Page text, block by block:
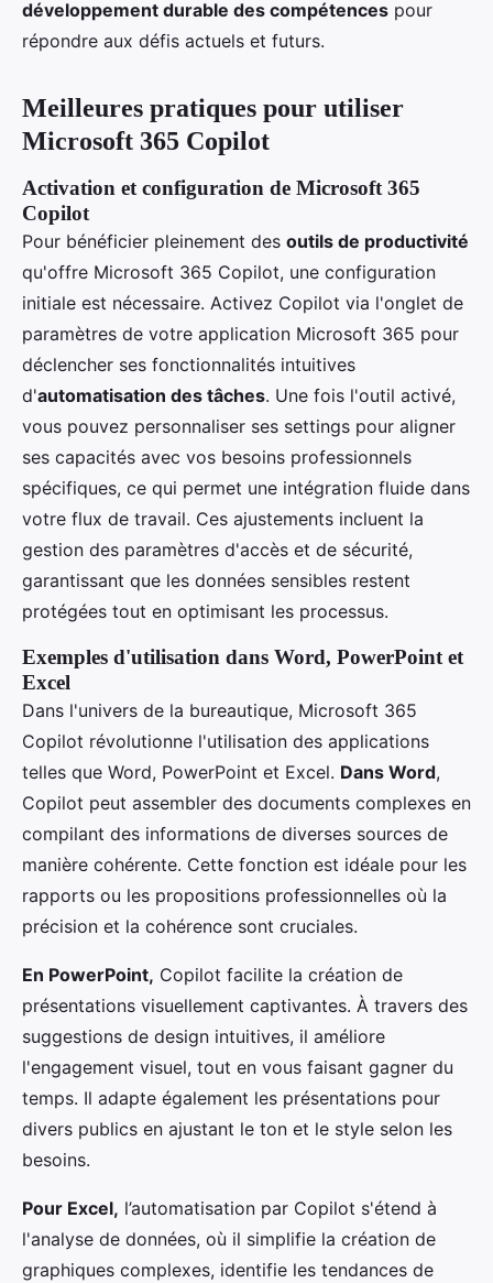
développement durable des compétences pour
répondre aux défis actuels et futurs.
Meilleures pratiques pour utiliser
Microsoft 365 Copilot
Activation et configuration de Microsoft 365
Copilot
Pour bénéficier pleinement des outils de productivité
qu'offre Microsoft 365 Copilot, une configuration
initiale est nécessaire. Activez Copilot via l'onglet de
paramètres de votre application Microsoft 365 pour
déclencher ses fonctionnalités intuitives
d'automatisation des tâches. Une fois l'outil activé,
vous pouvez personnaliser ses settings pour aligner
ses capacités avec vos besoins professionnels
spécifiques, ce qui permet une intégration fluide dans
votre flux de travail. Ces ajustements incluent la
gestion des paramètres d'accès et de sécurité,
garantissant que les données sensibles restent
protégées tout en optimisant les processus.
Exemples d'utilisation dans Word, PowerPoint et
Excel
Dans l'univers de la bureautique, Microsoft 365
Copilot révolutionne l'utilisation des applications
telles que Word, PowerPoint et Excel. Dans Word,
Copilot peut assembler des documents complexes en
compilant des informations de diverses sources de
manière cohérente. Cette fonction est idéale pour les
rapports ou les propositions professionnelles où la
précision et la cohérence sont cruciales.
En PowerPoint, Copilot facilite la création de
présentations visuellement captivantes. À travers des
suggestions de design intuitives, il améliore
l'engagement visuel, tout en vous faisant gagner du
temps. Il adapte également les présentations pour
divers publics en ajustant le ton et le style selon les
besoins.
Pour Excel, l’automatisation par Copilot s'étend à
l'analyse de données, où il simplifie la création de
graphiques complexes, identifie les tendances de